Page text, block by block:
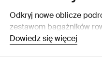
Odkryj nowe oblicze
zestawom bagażników
zaprojektowanych tak,
Dowiedz się więcej